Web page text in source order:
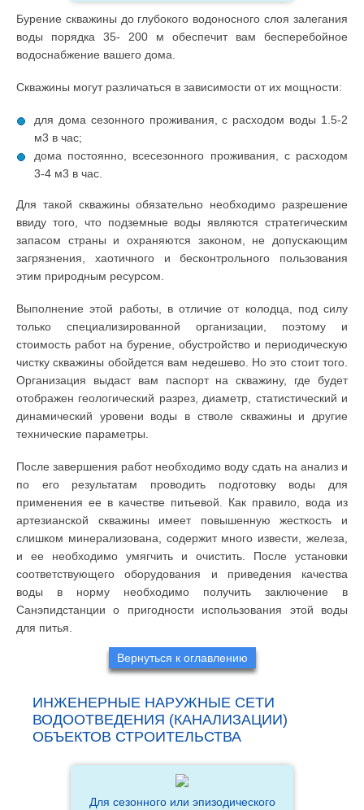
Бурение скважины до глубокого водоносного слоя залегания
воды порядка 35- 200 м обеспечит вам бесперебойное
водоснабжение вашего дома.
Скважины могут различаться в зависимости от их мощности:
для дома сезонного проживания, с расходом воды 1.5-2
м3 в час;
дома постоянно, всесезонного проживания, с расходом
3-4 м3 в час.
Для такой скважины обязательно необходимо разрешение
ввиду того, что подземные воды являются стратегическим
запасом страны и охраняются законом, не допускающим
загрязнения, хаотичного и бесконтрольного пользования
этим природным ресурсом.
Выполнение этой работы, в отличие от колодца, под силу
только специализированной организации, поэтому и
стоимость работ на бурение, обустройство и периодическую
чистку скважины обойдется вам недешево. Но это стоит того.
Организация выдаст вам паспорт на скважину, где будет
отображен геологический разрез, диаметр, статистический и
динамический уровени воды в стволе скважины и другие
технические параметры.
После завершения работ необходимо воду сдать на анализ и
по его результатам проводить подготовку воды для
применения ее в качестве питьевой. Как правило, вода из
артезианской скважины имеет повышенную жесткость и
слишком минерализована, содержит много извести, железа,
и ее необходимо умягчить и очистить. После установки
соответствующего оборудования и приведения качества
воды в норму необходимо получить заключение в
Санэпидстанции о пригодности использования этой воды
для питья.
Вернуться к оглавлению
ИНЖЕНЕРНЫЕ НАРУЖНЫЕ СЕТИ
ВОДООТВЕДЕНИЯ (КАНАЛИЗАЦИИ)
ОБЪЕКТОВ СТРОИТЕЛЬСТВА
Для сезонного или эпизодического